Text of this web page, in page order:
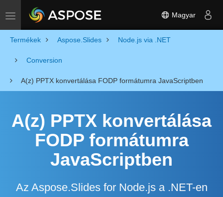
Toggle navigation Magyar
Termékek Aspose.Slides Node.js via .NET
Conversion
A(z) PPTX konvertálása FODP formátumra JavaScriptben
A(z) PPTX konvertálása
FODP formátumra
JavaScriptben
Az Aspose.Slides for Node.js a .NET-en